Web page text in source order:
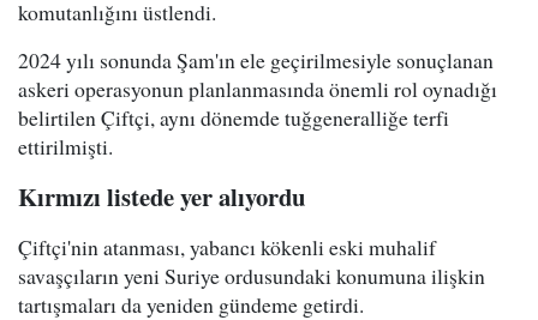
komutanlığını üstlendi.
2024 yılı sonunda Şam'ın ele geçirilmesiyle sonuçlanan
askeri operasyonun planlanmasında önemli rol oynadığı
belirtilen Çiftçi, aynı dönemde tuğgeneralliğe terfi
ettirilmişti.
Kırmızı listede yer alıyordu
Çiftçi'nin atanması, yabancı kökenli eski muhalif
savaşçıların yeni Suriye ordusundaki konumuna ilişkin
tartışmaları da yeniden gündeme getirdi.